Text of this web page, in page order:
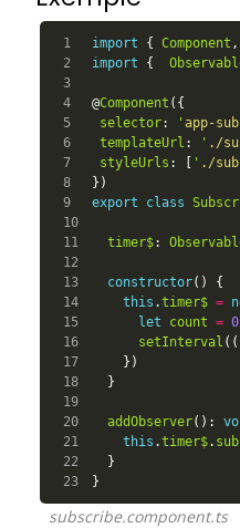
1
2
3
4
5
6
7
8
9
10
11
12
13
14
15
16
17
18
19
20
21
22
23
import { Component ,
import
{
@Component ({
selector: ' app-
templateUrl : ' ./
styleUrls : [ ' ./
})
export
class
timer$:
constructor()
{
this .timer$ =
let
count = 0
setInterval
})
}
addObserver():
this .timer$.
}
}
subscribe.component.ts